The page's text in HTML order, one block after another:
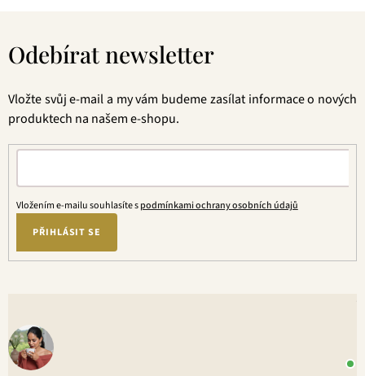
Odebírat newsletter
Vložte svůj e-mail a my vám budeme zasílat informace o nových
produktech na našem e-shopu.
Vložením e-mailu souhlasíte spodmínkami ochrany osobních údajů
PŘIHLÁSIT SE